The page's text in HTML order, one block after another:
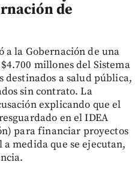
de
a la Gobernación de una
millones del Sistema
destinados a salud pública,
sin contrato. La
explicando que el
en el IDEA
para financiar proyectos
medida que se ejecutan,